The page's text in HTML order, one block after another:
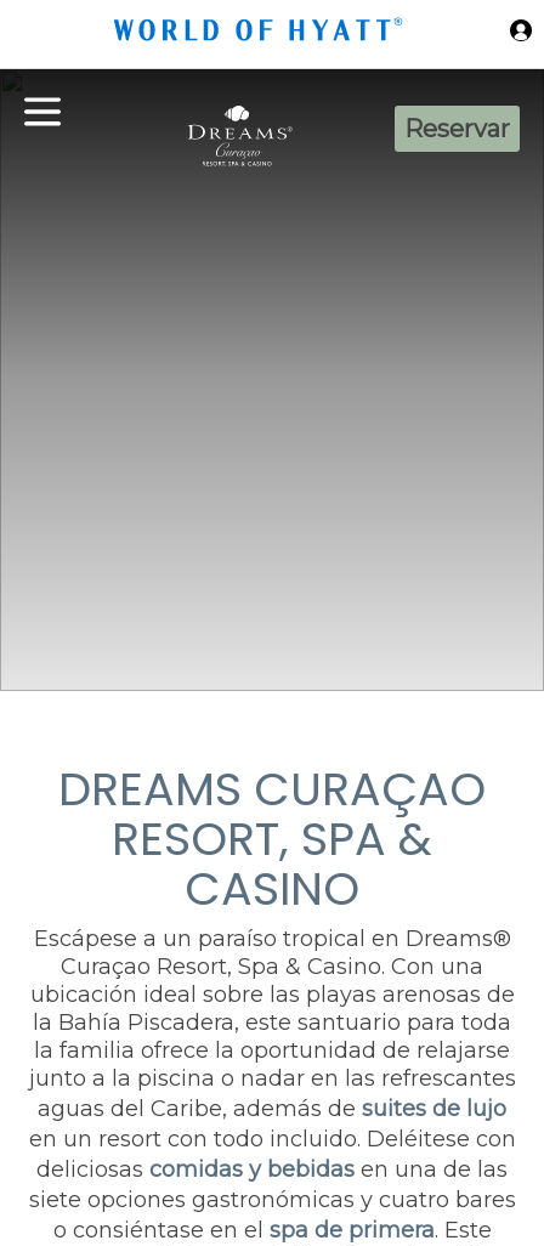
Reservar
DREAMS CURAÇAO
RESORT, SPA &
CASINO
Escápese a un paraíso tropical en Dreams®
Curaçao Resort, Spa & Casino. Con una
ubicación ideal sobre las playas arenosas de
la Bahía Piscadera​, este santuario para toda
la familia ofrece la oportunidad de relajarse
junto a la piscina o nadar en las refrescantes
aguas del Caribe, además de suites de lujo
en un resort con todo incluido. Deléitese con
deliciosas comidas y bebidas en una de las
siete opciones gastronómicas y cuatro bares
o consiéntase en el spa de primera. Este